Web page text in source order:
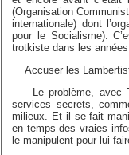
(Organisation
internationale) dont
pour le Socialisme).
trotkiste dans les années
Accuser les
Le problème, avec
services secrets,
milieux. Et il se fait
en temps des vraies
le manipulent pour lui